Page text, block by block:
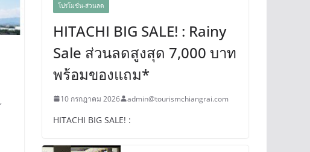
,
โปรโมชั่น-ส่วนลด
HITACHI BIG SALE! : Rainy
Sale ส่วนลดสูงสุด 7,000 บาท
พร้อมของแถม*
10 กรกฎาคม 2026 admin@tourismchiangrai.com
HITACHI BIG SALE! :